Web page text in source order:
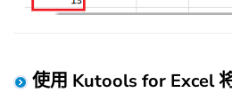
使用 Kutools for Excel